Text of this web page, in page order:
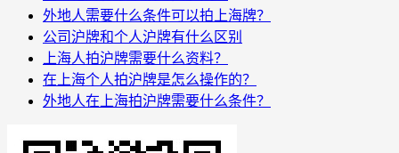
外地人需要什么条件可以拍上海牌？
公司沪牌和个人沪牌有什么区别
上海人拍沪牌需要什么资料？
在上海个人拍沪牌是怎么操作的？
外地人在上海拍沪牌需要什么条件？